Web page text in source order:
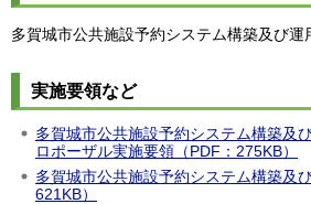
多賀城市公共施設予約システム構築及び運
実施要領など
多賀城市公共施設予約システム構築及
ロポーザル実施要領（PDF：275KB）
多賀城市公共施設予約システム構築及
621KB）